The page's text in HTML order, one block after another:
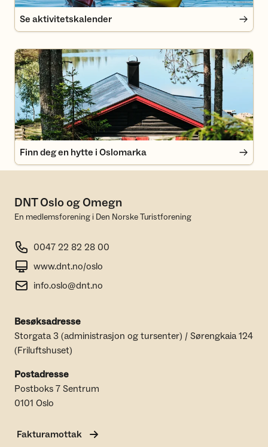
Se aktivitetskalender
Finn deg en hytte i Oslomarka
Finn deg en hytte i Oslomarka
DNT Oslo og Omegn
En medlemsforening i Den Norske Turistforening
0047 22 82 28 00
www.dnt.no/oslo
info.oslo@dnt.no
Besøksadresse
Storgata 3 (administrasjon og tursenter) / Sørengkaia 124
(Friluftshuset)
Postadresse
Postboks 7 Sentrum
0101 Oslo
Fakturamottak